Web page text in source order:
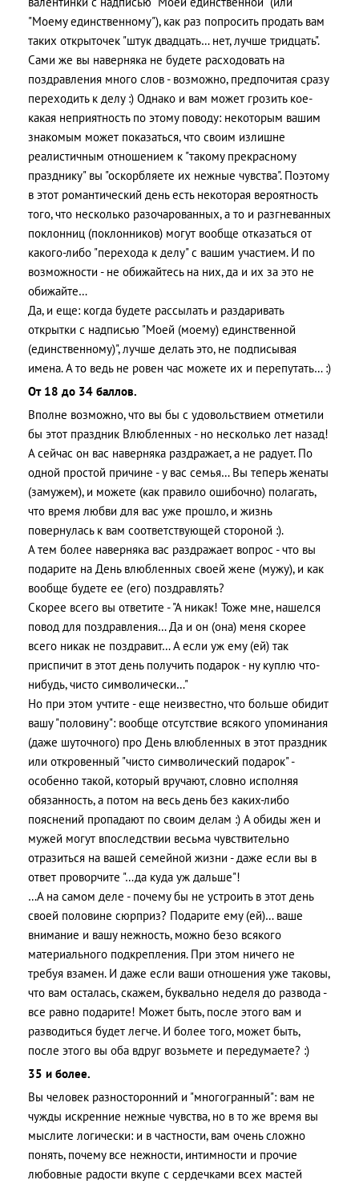
"Моему единственному"), как раз попросить продать вам
таких открыточек "штук двадцать… нет, лучше тридцать".
Сами же вы наверняка не будете расходовать на
поздравления много слов - возможно, предпочитая сразу
переходить к делу :) Однако и вам может грозить кое-
какая неприятность по этому поводу: некоторым вашим
знакомым может показаться, что своим излишне
реалистичным отношением к "такому прекрасному
празднику" вы "оскорбляете их нежные чувства". Поэтому
в этот романтический день есть некоторая вероятность
того, что несколько разочарованных, а то и разгневанных
поклонниц (поклонников) могут вообще отказаться от
какого-либо "перехода к делу" с вашим участием. И по
возможности - не обижайтесь на них, да и их за это не
обижайте…
Да, и еще: когда будете рассылать и раздаривать
открытки с надписью "Моей (моему) единственной
(единственному)", лучше делать это, не подписывая
имена. А то ведь не ровен час можете их и перепутать… :)
От 18 до 34 баллов.
Вполне возможно, что вы бы с удовольствием отметили
бы этот праздник Влюбленных - но несколько лет назад!
А сейчас он вас наверняка раздражает, а не радует. По
одной простой причине - у вас семья… Вы теперь женаты
(замужем), и можете (как правило ошибочно) полагать,
что время любви для вас уже прошло, и жизнь
повернулась к вам соответствующей стороной :).
А тем более наверняка вас раздражает вопрос - что вы
подарите на День влюбленных своей жене (мужу), и как
вообще будете ее (его) поздравлять?
Скорее всего вы ответите - "А никак! Тоже мне, нашелся
повод для поздравления… Да и он (она) меня скорее
всего никак не поздравит… А если уж ему (ей) так
приспичит в этот день получить подарок - ну куплю что-
нибудь, чисто символически…"
Но при этом учтите - еще неизвестно, что больше обидит
вашу "половину": вообще отсутствие всякого упоминания
(даже шуточного) про День влюбленных в этот праздник
или откровенный "чисто символический подарок" -
особенно такой, который вручают, словно исполняя
обязанность, а потом на весь день без каких-либо
пояснений пропадают по своим делам :) А обиды жен и
мужей могут впоследствии весьма чувствительно
отразиться на вашей семейной жизни - даже если вы в
ответ проворчите "…да куда уж дальше"!
…А на самом деле - почему бы не устроить в этот день
своей половине сюрприз? Подарите ему (ей)… ваше
внимание и вашу нежность, можно безо всякого
материального подкрепления. При этом ничего не
требуя взамен. И даже если ваши отношения уже таковы,
что вам осталась, скажем, буквально неделя до развода -
все равно подарите! Может быть, после этого вам и
разводиться будет легче. И более того, может быть,
после этого вы оба вдруг возьмете и передумаете? :)
35 и более.
Вы человек разносторонний и "многогранный": вам не
чужды искренние нежные чувства, но в то же время вы
мыслите логически: и в частности, вам очень сложно
понять, почему все нежности, интимности и прочие
любовные радости вкупе с сердечками всех мастей